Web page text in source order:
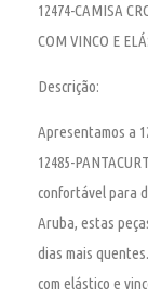
12474-CAMISA
COM VINCO E
Descrição:
Apresentamos a
12485-
confortável para
Aruba, estas
dias mais
com elástico e